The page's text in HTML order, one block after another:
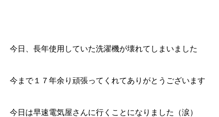
今日、長年使用していた洗濯機が壊れてしまいました
今まで１７年余り頑張ってくれてありがとうございます
今日は早速電気屋さんに行くことになりました（涙）